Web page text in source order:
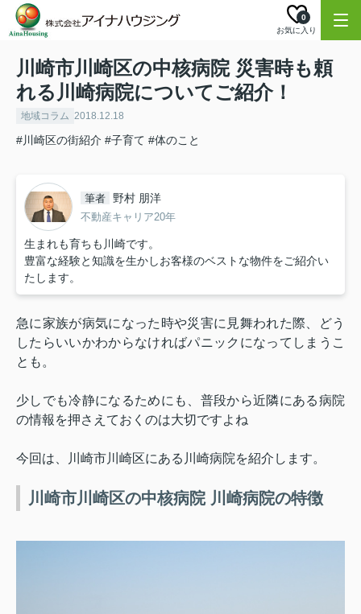
お気に入り
0
川崎市川崎区の中核病院 災害時も頼
れる川崎病院についてご紹介！
地域コラム 2018.12.18
#川崎区の街紹介 #子育て #体のこと
筆者 野村 朋洋
不動産キャリア20年
生まれも育ちも川崎です。
豊富な経験と知識を生かしお客様のベストな物件をご紹介い
たします。
急に家族が病気になった時や災害に見舞われた際、どう
したらいいかわからなければパニックになってしまうこ
とも。
少しでも冷静になるためにも、普段から近隣にある病院
の情報を押さえておくのは大切ですよね
今回は、川崎市川崎区にある川崎病院を紹介します。
川崎市川崎区の中核病院 川崎病院の特徴